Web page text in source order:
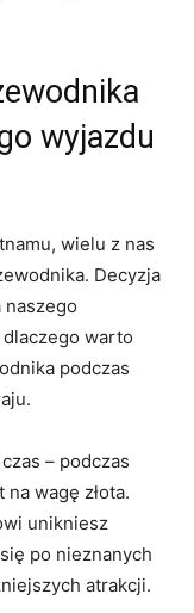
wyjazdu⁤
wielu z nas
Decyzja
warto
podczas
​– podczas
wagę złota.⁣
⁢unikniesz
po nieznanych
atrakcji.